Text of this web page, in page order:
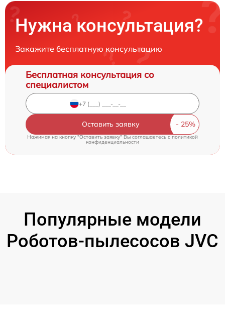
Нужна консультация?
Закажите бесплатную консультацию
Бесплатная консультация со
специалистом
Оставить заявку
Нажимая на кнопку "Оставить заявку" Вы соглашаетесь cполитикой
конфиденциальности
Популярные модели
Роботов-пылесосов JVC